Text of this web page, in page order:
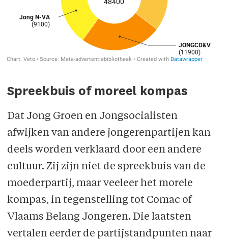
Spreekbuis of moreel kompas
Dat Jong Groen en Jongsocialisten
afwijken van andere jongerenpartijen kan
deels worden verklaard door een andere
cultuur. Zij zijn niet de spreekbuis van de
moeder­partij, maar veeleer het morele
kompas, in tegenstelling tot Comac of
Vlaams Belang Jongeren. Die laatsten
vertalen eerder de partijstandpunten naar